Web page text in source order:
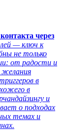
через
— ключ к
не только
от радости и
желания
в
в
и
о подходах
темах и